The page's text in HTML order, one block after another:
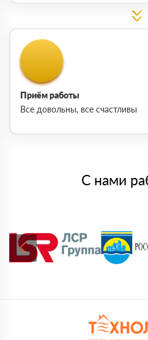
Приём работы
Все довольны, все счастливы
С нами